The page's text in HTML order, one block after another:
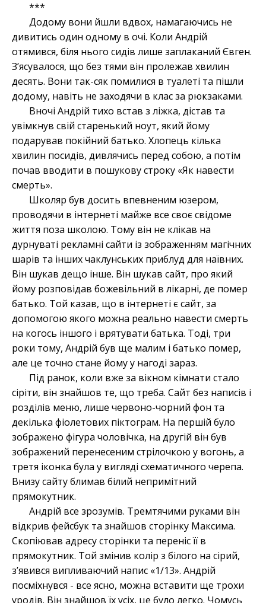
***
Додому вони йшли вдвох, намагаючись не
дивитись один одному в очі. Коли Андрій
отямився, біля нього сидів лише заплаканий Євген.
З’ясувалося, що без тями він пролежав хвилин
десять. Вони так-сяк помилися в туалеті та пішли
додому, навіть не заходячи в клас за рюкзаками.
Вночі Андрій тихо встав з ліжка, дістав та
увімкнув свій старенький ноут, який йому
подарував покійний батько. Хлопець кілька
хвилин посидів, дивлячись перед собою, а потім
почав вводити в пошукову строку «Як навести
смерть».
Школяр був досить впевненим юзером,
проводячи в інтернеті майже все своє свідоме
життя поза школою. Тому він не клікав на
дурнуваті рекламні сайти із зображенням магічних
шарів та інших чаклунських приблуд для наївних.
Він шукав дещо інше. Він шукав сайт, про який
йому розповідав божевільний в лікарні, де помер
батько. Той казав, що в інтернеті є сайт, за
допомогою якого можна реально навести смерть
на когось іншого і врятувати батька. Тоді, три
роки тому, Андрій був ще малим і батько помер,
але це точно стане йому у нагоді зараз.
Під ранок, коли вже за вікном кімнати стало
сіріти, він знайшов те, що треба. Сайт без написів і
розділів меню, лише червоно-чорний фон та
декілька фіолетових піктограм. На першій було
зображено фігура чоловічка, на другій він був
зображений перенесеним стрілочкою у вогонь, а
третя іконка була у вигляді схематичного черепа.
Внизу сайту блимав білий непримітний
прямокутник.
Андрій все зрозумів. Тремтячими руками він
відкрив фейсбук та знайшов сторінку Максима.
Скопіював адресу сторінки та переніс її в
прямокутник. Той змінив колір з білого на сірий,
з’явився випливаючий напис «1/13». Андрій
посміхнувся - все ясно, можна вставити ще трохи
уродів. Він знайшов їх усіх, це було легко. Чомусь